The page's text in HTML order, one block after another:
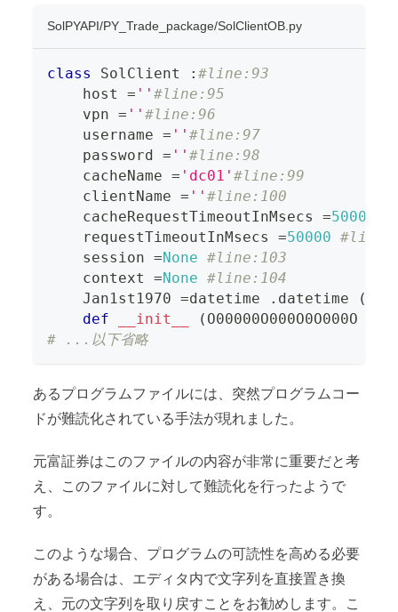
SolPYAPI/PY_Trade_package/SolClientOB.py
class SolClient :#line:93
    host
= ''#line:95
    vpn
= ''#line:96
    username
= ''#line:97
    password
= ''#line:98
    cacheName
= 'dc01'#line:99
    clientName
= ''#line:100
    cacheRequestTimeoutInMsecs
=50000
    requestTimeoutInMsecs
=50000
    session
=None
#line:103
    context
=None
#line:104
    Jan1st1970
=datetime . datetime (
def
__init__ ( O00000O000O0O000O
# ...以下省略
あるプログラムファイルには、突然プログラムコー
ドが難読化されている手法が現れました。
元富証券はこのファイルの内容が非常に重要だと考
え、このファイルに対して難読化を行ったようで
す。
このような場合、プログラムの可読性を高める必要
がある場合は、エディタ内で文字列を直接置き換
え、元の文字列を取り戻すことをお勧めします。こ